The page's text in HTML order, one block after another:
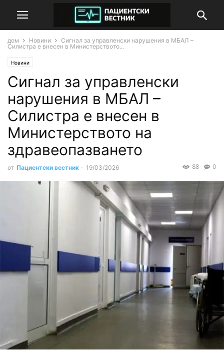
дом Новини
Сигнал за управленски нарушения в МБАЛ –
Силистра е внесен в Министерството...
Новини
Сигнал за управленски
нарушения в МБАЛ –
Силистра е внесен в
Министерството на
здравеопазването
от Пациентски вестник - 19/03/2026 0
88